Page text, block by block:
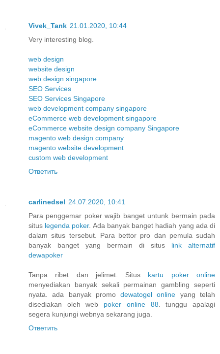
Vivek_Tank 21.01.2020, 10:44
Very interesting blog.
web design
website design
web design singapore
SEO Services
SEO Services Singapore
web development company singapore
eCommerce web development singapore
eCommerce website design company Singapore
magento web design company
magento website development
custom web development
Ответить
carlinedsel 24.07.2020, 10:41
Para penggemar poker wajib banget untunk bermain pada
situs legenda poker. Ada banyak banget hadiah yang ada di
dalam situs tersebut. Para bettor pro dan pemula sudah
banyak banget yang bermain di situs link alternatif
dewapoker
Tanpa ribet dan jelimet. Situs kartu poker online
menyediakan banyak sekali permainan gambling seperti
nyata. ada banyak promodewatogel online yang telah
disediakan oleh web poker online 88. tunggu apalagi
segera kunjungi webnya sekarang juga.
Ответить